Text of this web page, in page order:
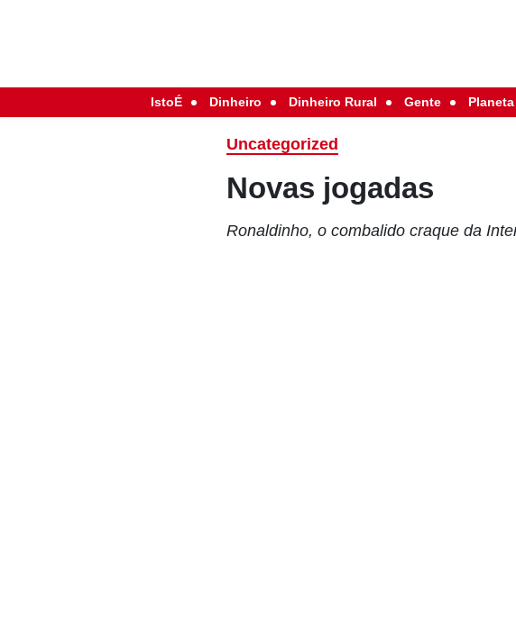
IstoÉ Dinheiro Dinheiro Rural Gente Planeta
Uncategorized
Novas jogadas
Ronaldinho, o combalido craque da